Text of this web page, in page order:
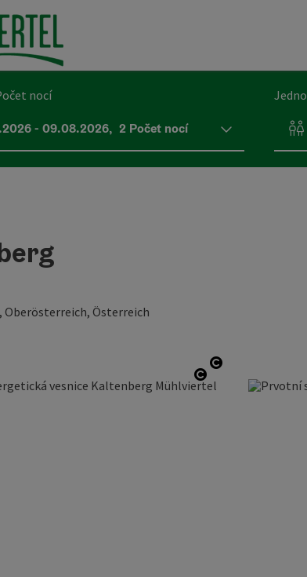
cesty / Počet nocí
odjezdu
- 09.08.2026, 2 Počet nocí
Oberösterreich, Österreich
otevřít
otevřít